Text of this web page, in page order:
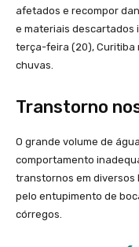
afetados e recompor
e materiais descartados
terça-feira (20), Curitiba
chuvas.
Transtorno
O grande volume de
comportamento
transtornos em diversos
pelo entupimento de
córregos.